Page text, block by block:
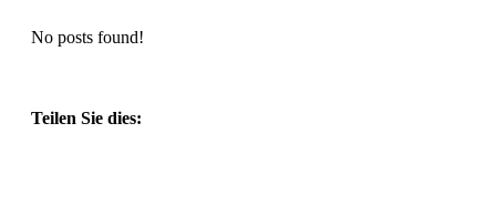
No posts found!
Teilen Sie dies: